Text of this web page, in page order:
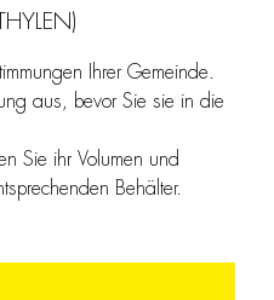
Ihrer Gemeinde.
aus, bevor Sie sie in die
Sie ihr Volumen und
Behälter.